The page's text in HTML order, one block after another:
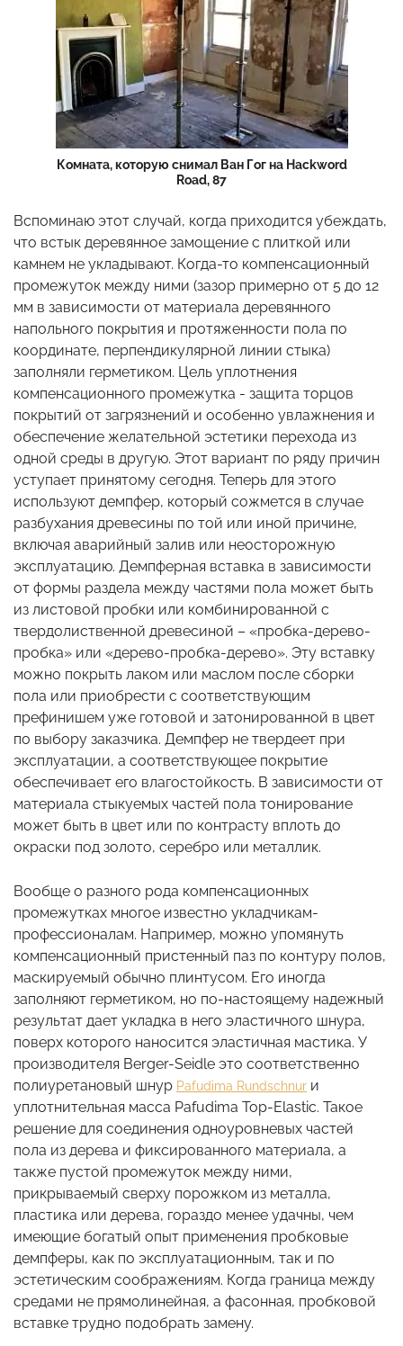
Комната, которую снимал Ван Гог на Hackword
Road, 87
Вспоминаю этот случай, когда приходится убеждать,
что встык деревянное замощение с плиткой или
камнем не укладывают. Когда-то компенсационный
промежуток между ними (зазор примерно от 5 до 12
мм в зависимости от материала деревянного
напольного покрытия и протяженности пола по
координате, перпендикулярной линии стыка)
заполняли герметиком. Цель уплотнения
компенсационного промежутка - защита торцов
покрытий от загрязнений и особенно увлажнения и
обеспечение желательной эстетики перехода из
одной среды в другую. Этот вариант по ряду причин
уступает принятому сегодня. Теперь для этого
используют демпфер, который сожмется в случае
разбухания древесины по той или иной причине,
включая аварийный залив или неосторожную
эксплуатацию. Демпферная вставка в зависимости
от формы раздела между частями пола может быть
из листовой пробки или комбинированной с
твердолиственной древесиной – «пробка-дерево-
пробка» или «дерево-пробка-дерево». Эту вставку
можно покрыть лаком или маслом после сборки
пола или приобрести с соответствующим
префинишем уже готовой и затонированной в цвет
по выбору заказчика. Демпфер не твердеет при
эксплуатации, а соответствующее покрытие
обеспечивает его влагостойкость. В зависимости от
материала стыкуемых частей пола тонирование
может быть в цвет или по контрасту вплоть до
окраски под золото, серебро или металлик.
Вообще о разного рода компенсационных
промежутках многое известно укладчикам-
профессионалам. Например, можно упомянуть
компенсационный пристенный паз по контуру полов,
маскируемый обычно плинтусом. Его иногда
заполняют герметиком, но по-настоящему надежный
результат дает укладка в него эластичного шнура,
поверх которого наносится эластичная мастика. У
производителя Berger-Seidle это соответственно
полиуретановый шнур Pafudima Rundschnur и
уплотнительная масса Pafudima Top-Elastic. Такое
решение для соединения одноуровневых частей
пола из дерева и фиксированного материала, а
также пустой промежуток между ними,
прикрываемый сверху порожком из металла,
пластика или дерева, гораздо менее удачны, чем
имеющие богатый опыт применения пробковые
демпферы, как по эксплуатационным, так и по
эстетическим соображениям. Когда граница между
средами не прямолинейная, а фасонная, пробковой
вставке трудно подобрать замену.